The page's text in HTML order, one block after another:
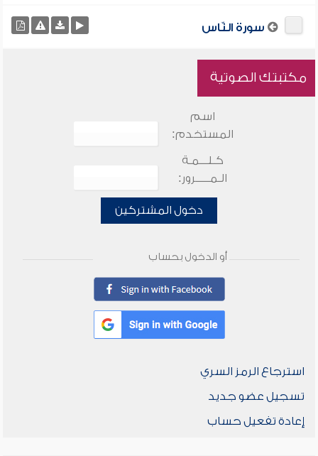
سورة النّاس
مكتبتك الصوتية
اسم
المستخدم:
كـلـــمـة
الـمـــــرور:
دخول المشتركين
أو الدخول بحساب
استرجاع الرمز السري
تسجيل عضو جديد
إعادة تفعيل حساب